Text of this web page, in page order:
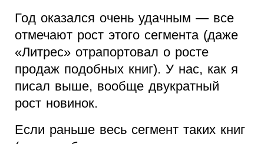
Год оказался очень удачным — все
отмечают рост этого сегмента (даже
«Литрес» отрапортовал о росте
продаж подобных книг). У нас, как я
писал выше, вообще двукратный
рост новинок.
Если раньше весь сегмент таких книг